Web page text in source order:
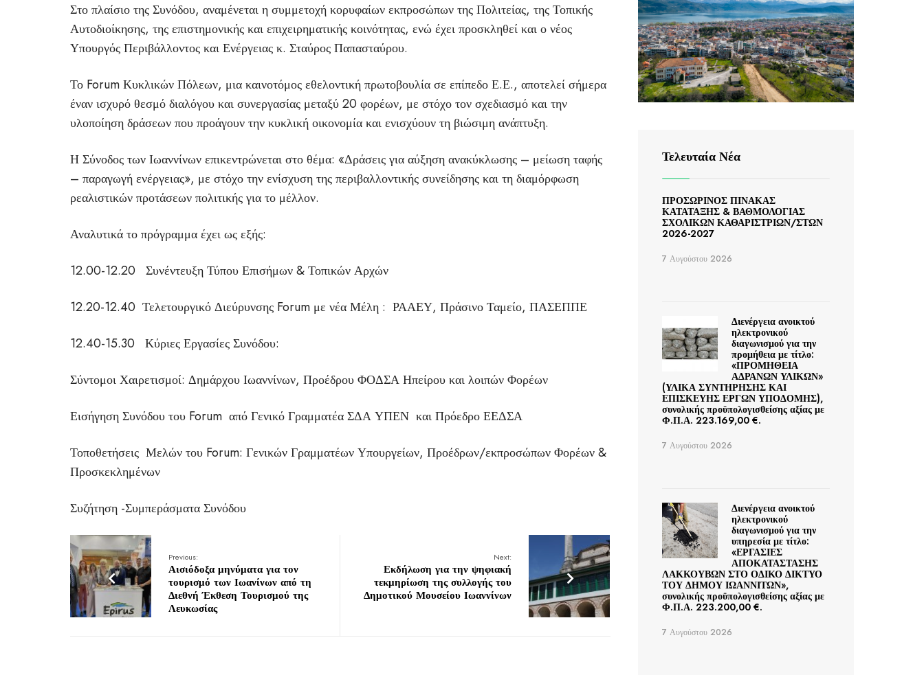
Στο πλαίσιο της Συνόδου, αναμένεται η συμμετοχή κορυφαίων εκπροσώπων της Πολιτείας, της Τοπικής
Αυτοδιοίκησης, της επιστημονικής και επιχειρηματικής κοινότητας, ενώ έχει προσκληθεί και ο νέος
Υπουργός Περιβάλλοντος και Ενέργειας κ. Σταύρος Παπασταύρου.
Το Forum Κυκλικών Πόλεων, μια καινοτόμος εθελοντική πρωτοβουλία σε επίπεδο Ε.Ε., αποτελεί σήμερα
έναν ισχυρό θεσμό διαλόγου και συνεργασίας μεταξύ 20 φορέων, με στόχο τον σχεδιασμό και την
υλοποίηση δράσεων που προάγουν την κυκλική οικονομία και ενισχύουν τη βιώσιμη ανάπτυξη.
Η Σύνοδος των Ιωαννίνων επικεντρώνεται στο θέμα: «Δράσεις για αύξηση ανακύκλωσης – μείωση ταφής
– παραγωγή ενέργειας», με στόχο την ενίσχυση της περιβαλλοντικής συνείδησης και τη διαμόρφωση
ρεαλιστικών προτάσεων πολιτικής για το μέλλον.
Αναλυτικά το πρόγραμμα έχει ως εξής:
12.00-12.20 Συνέντευξη Τύπου Επισήμων & Τοπικών Αρχών
12.20-12.40 Τελετουργικό Διεύρυνσης Forum με νέα Μέλη : ΡΑΑΕΥ, Πράσινο Ταμείο, ΠΑΣΕΠΠΕ
12.40-15.30 Κύριες Εργασίες Συνόδου:
Σύντομοι Χαιρετισμοί: Δημάρχου Ιωαννίνων, Προέδρου ΦΟΔΣΑ Ηπείρου και λοιπών Φορέων
Εισήγηση Συνόδου του Forum από Γενικό Γραμματέα ΣΔΑ ΥΠΕΝ και Πρόεδρο ΕΕΔΣΑ
Τοποθετήσεις Μελών του Forum: Γενικών Γραμματέων Υπουργείων, Προέδρων/εκπροσώπων Φορέων &
Προσκεκλημένων
Συζήτηση -Συμπεράσματα Συνόδου
Previous:
Αισιόδοξα μηνύματα για τον
τουρισμό των Ιωανίνων από τη
Διεθνή Έκθεση Τουρισμού της
Λευκωσίας
Next:
Εκδήλωση για την ψηφιακή
τεκμηρίωση της συλλογής του
Δημοτικού Μουσείου Ιωαννίνων
Τελευταία Νέα
ΠΡΟΣΩΡΙΝΟΣ ΠΙΝΑΚΑΣ
ΚΑΤΑΤΑΞΗΣ & ΒΑΘΜΟΛΟΓΙΑΣ
ΣΧΟΛΙΚΩΝ ΚΑΘΑΡΙΣΤΡΙΩΝ/ΣΤΩΝ
2026-2027
7 Αυγούστου 2026
Διενέργεια ανοικτού
ηλεκτρονικού
διαγωνισμού για την
προμήθεια με τίτλο:
«ΠΡΟΜΗΘΕΙΑ
ΑΔΡΑΝΩΝ ΥΛΙΚΩΝ»
(ΥΛΙΚΑ ΣΥΝΤΗΡΗΣΗΣ ΚΑΙ
ΕΠΙΣΚΕΥΗΣ ΕΡΓΩΝ ΥΠΟΔΟΜΗΣ),
συνολικής προϋπολογισθείσης αξίας με
Φ.Π.Α. 223.169,00 €.
7 Αυγούστου 2026
Διενέργεια ανοικτού
ηλεκτρονικού
διαγωνισμού για την
υπηρεσία με τίτλο:
«ΕΡΓΑΣΙΕΣ
ΑΠΟΚΑΤΑΣΤΑΣΗΣ
ΛΑΚΚΟΥΒΩΝ ΣΤΟ ΟΔΙΚΟ ΔΙΚΤΥΟ
ΤΟΥ ΔΗΜΟΥ ΙΩΑΝΝΙΤΩΝ»,
συνολικής προϋπολογισθείσης αξίας με
Φ.Π.Α. 223.200,00 €.
7 Αυγούστου 2026